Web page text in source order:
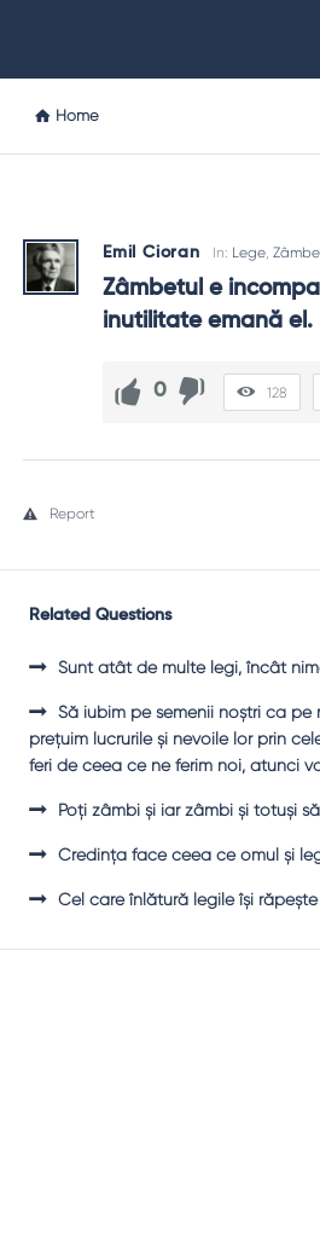
Home
Emil Cioran In: Lege,
Zâmbetul e
inutilitate emană el.
0 128
Report
Related Questions
Sunt atât de multe legi, încât
Să iubim pe semenii noştri ca pe
preţuim lucrurile şi nevoile lor prin
feri de ceea ce ne ferim noi, atunci
Poţi zâmbi şi iar zâmbi şi totuşi
Credinţa face ceea ce omul şi
Cel care înlătură legile îşi